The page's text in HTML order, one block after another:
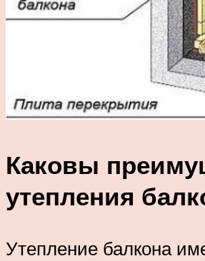
Каковы
утепления
Утепление балкона